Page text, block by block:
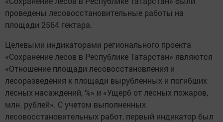
проведены лесовосстановительные работы на
площади 2564 гектара.
Целевыми индикаторами регионального проекта
«Сохранение лесов в Республике Татарстан» являются
«Отношение площади лесовосстановления и
лесоразведения к площади вырубленных и погибших
лесных насаждений, %» и «Ущерб от лесных пожаров,
млн. рублей». С учетом выполненных
лесовосстановительных работ, первый индикатор был